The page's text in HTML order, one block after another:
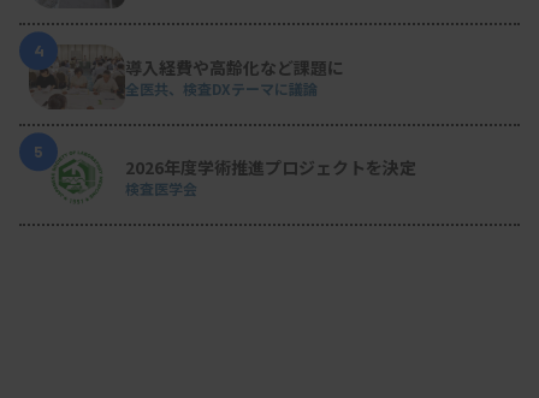
4
導入経費や高齢化など課題に
全医共、検査DXテーマに議論
5
2026年度学術推進プロジェクトを決定
検査医学会